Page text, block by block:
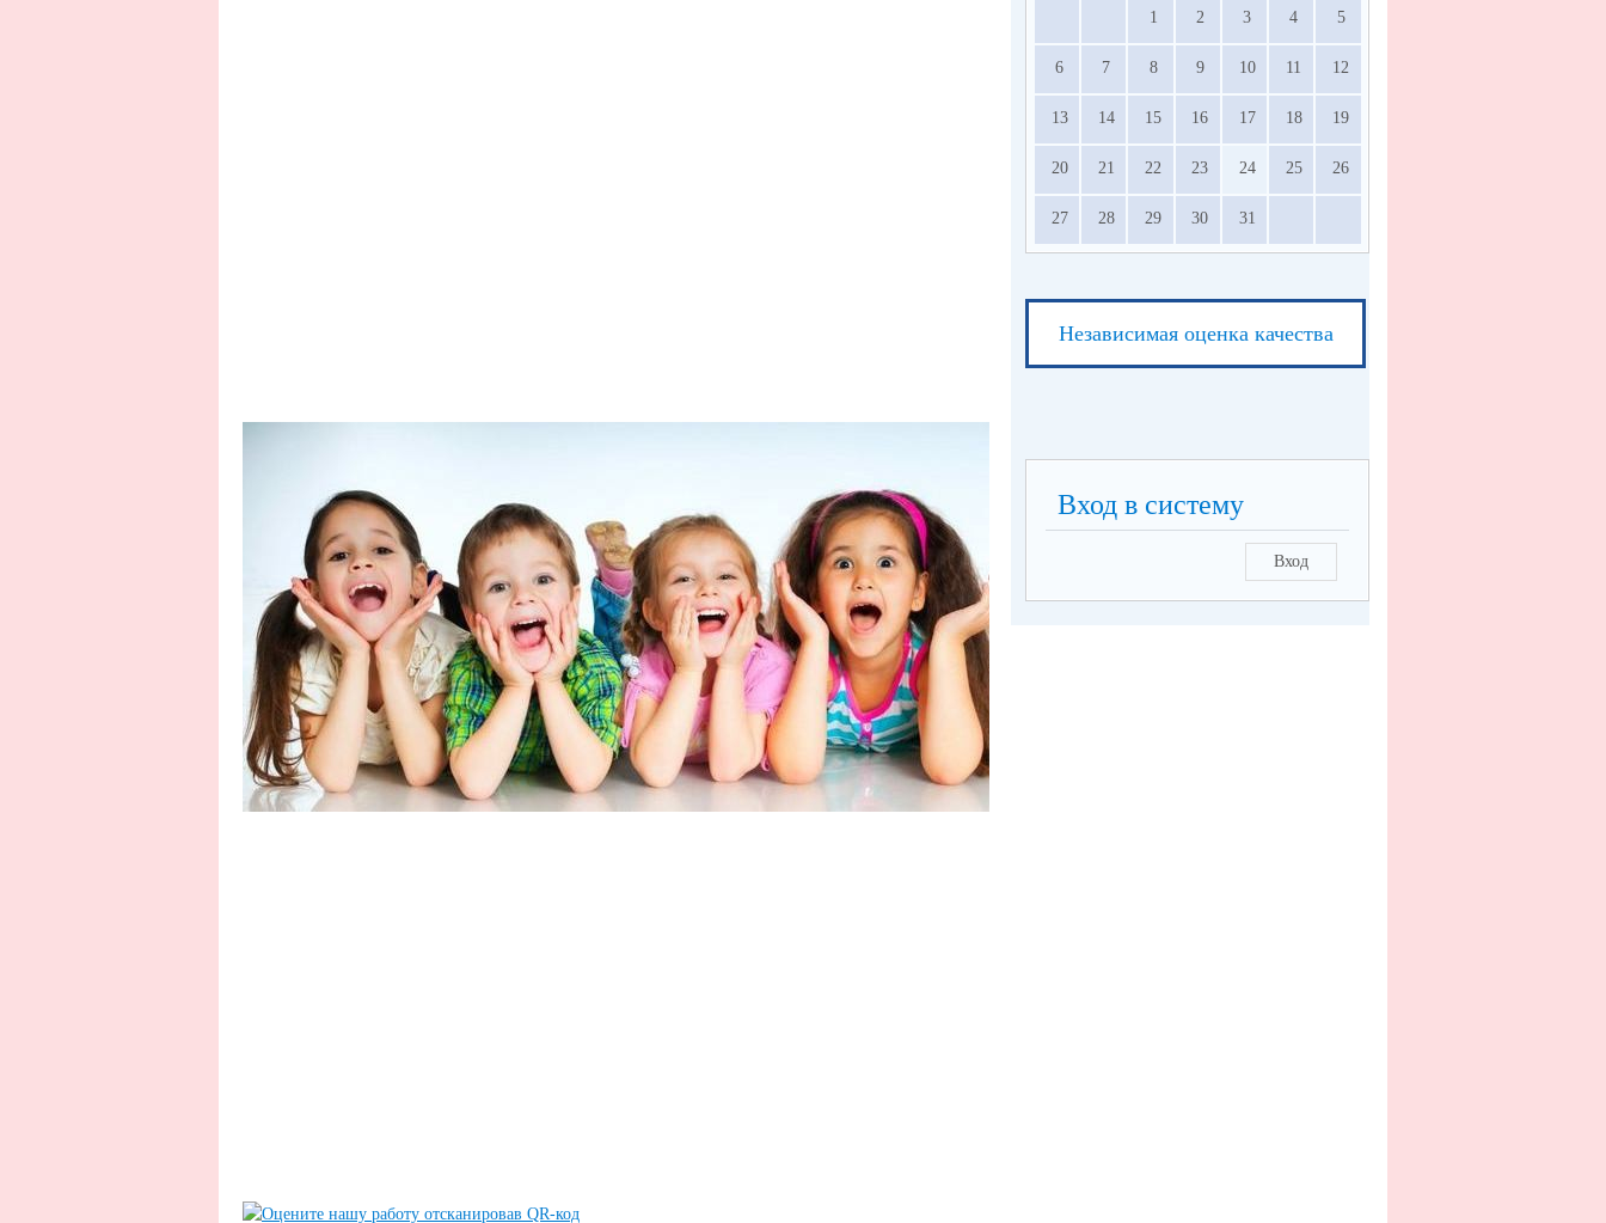
1 2 3 4 5
6 7 8 9 10 11 12
13 14 15 16 17 18 19
20 21 22 23 24 25 26
27 28 29 30 31
Независимая оценка качества
Вход в систему
Вход